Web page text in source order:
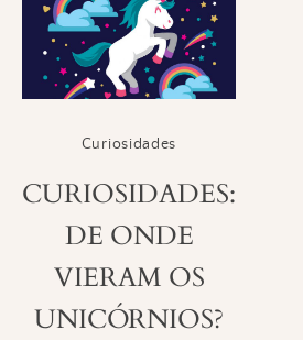
Curiosidades
CURIOSIDADES:
DE ONDE
VIERAM OS
UNICÓRNIOS?